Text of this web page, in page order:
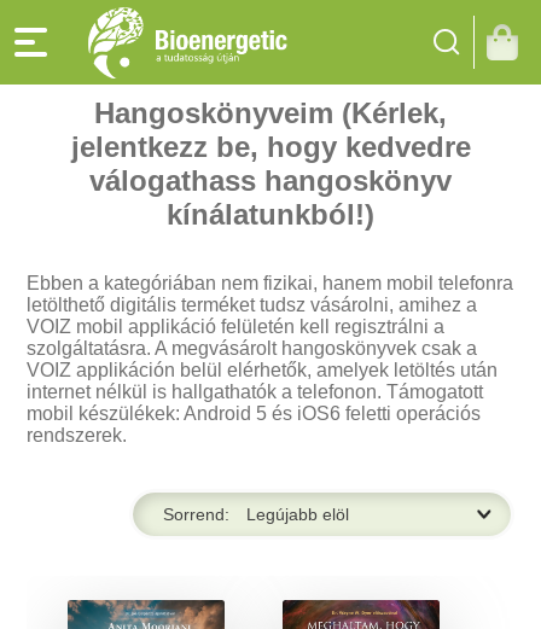
Hangoskönyveim (Kérlek,
jelentkezz be, hogy kedvedre
válogathass hangoskönyv
kínálatunkból!)
Ebben a kategóriában nem fizikai, hanem mobil telefonra
letölthető digitális terméket tudsz vásárolni, amihez a
VOIZ mobil applikáció felületén kell regisztrálni a
szolgáltatásra. A megvásárolt hangoskönyvek csak a
VOIZ applikáción belül elérhetők, amelyek letöltés után
internet nélkül is hallgathatók a telefonon. Támogatott
mobil készülékek: Android 5 és iOS6 feletti operációs
rendszerek.
Sorrend: